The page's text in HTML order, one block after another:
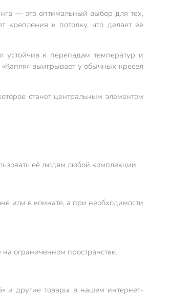
— это оптимальный выбор для тех,
крепления к потолку, что делает её
устойчив к перепадам температур и
«Капля» выигрывает у обычных кресел
станет центральным элементом
её людям любой комплекции.
или в комнате, а при необходимости
ограниченном пространстве.
и другие товары в нашем интернет-